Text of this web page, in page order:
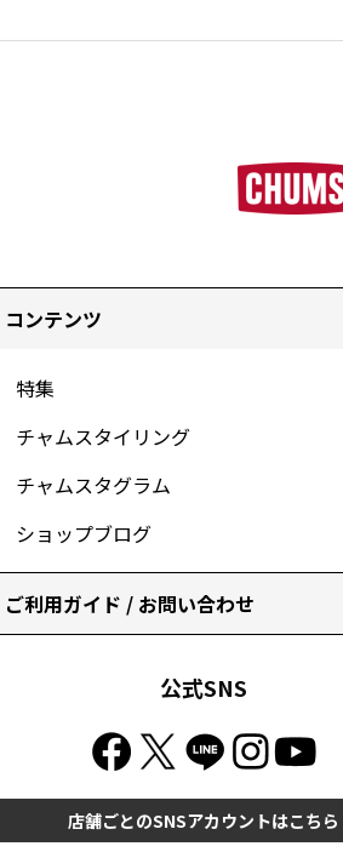
コンテンツ
特集
チャムスタイリング
チャムスタグラム
ショップブログ
ご利用ガイド / お問い合わせ
公式SNS
店舗ごとのSNSアカウントはこちら